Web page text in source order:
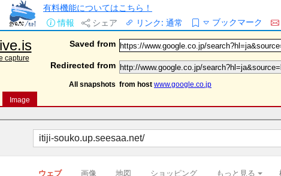
有料機能についてはこちら！
情報
シェア リンク: 通常 ブックマーク